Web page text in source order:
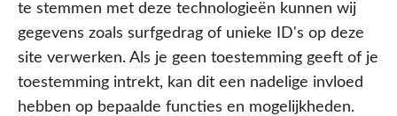
te stemmen met deze technologieën kunnen wij
gegevens zoals surfgedrag of unieke ID's op deze
site verwerken. Als je geen toestemming geeft of je
toestemming intrekt, kan dit een nadelige invloed
hebben op bepaalde functies en mogelijkheden.